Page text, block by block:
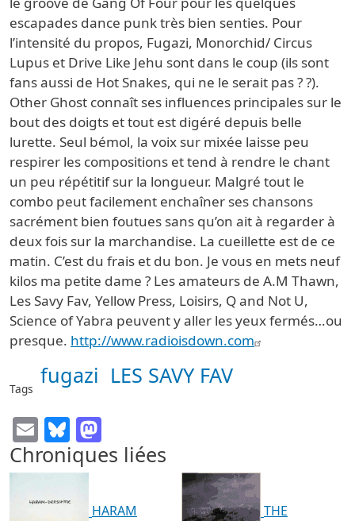
escapades dance punk très bien senties. Pour
l’intensité du propos, Fugazi, Monorchid/ Circus
Lupus et Drive Like Jehu sont dans le coup (ils sont
fans aussi de Hot Snakes, qui ne le serait pas ? ?).
Other Ghost connaît ses influences principales sur le
bout des doigts et tout est digéré depuis belle
lurette. Seul bémol, la voix sur mixée laisse peu
respirer les compositions et tend à rendre le chant
un peu répétitif sur la longueur. Malgré tout le
combo peut facilement enchaîner ses chansons
sacrément bien foutues sans qu’on ait à regarder à
deux fois sur la marchandise. La cueillette est de ce
matin. C’est du frais et du bon. Je vous en mets neuf
kilos ma petite dame ? Les amateurs de A.M Thawn,
Les Savy Fav, Yellow Press, Loisirs, Q and Not U,
Science of Yabra peuvent y aller les yeux fermés…ou
presque. http://www.radioisdown.com
Tags
fugazi LES SAVY FAV
EmailBluesky
Chroniques liées
HARAM THE